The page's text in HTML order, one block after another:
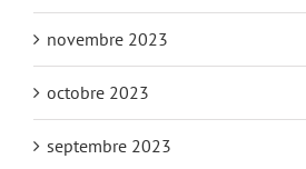
novembre 2023
octobre 2023
septembre 2023